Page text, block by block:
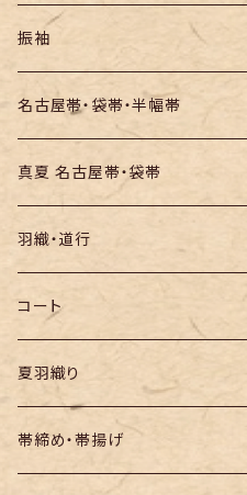
訪問着・付下
お召し
セオα・ポリ
木綿・綿麻
絞りの浴衣
振袖
名古屋帯・袋帯・半幅帯
名古屋帯
袋帯
半幅帯
真夏 名古屋帯・袋帯
羽織・道行
コート
夏羽織り
帯締め・帯揚げ